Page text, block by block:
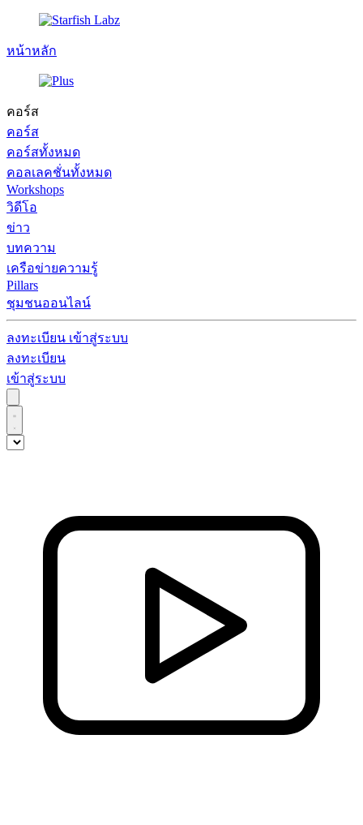
หน้าหลัก
คอร์ส
คอร์ส
คอร์สทั้งหมด
คอลเลคชั่นทั้งหมด
Workshops
วิดีโอ
ข่าว
บทความ
เครือข่ายความรู้
Pillars
ชุมชนออนไลน์
ลงทะเบียน เข้าสู่ระบบ
ลงทะเบียน
เข้าสู่ระบบ